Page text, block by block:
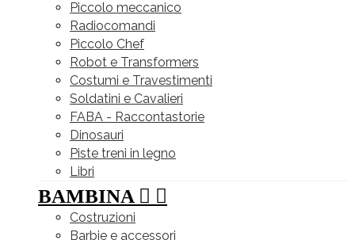
Piccolo meccanico
Radiocomandi
Piccolo Chef
Robot e Transformers
Costumi e Travestimenti
Soldatini e Cavalieri
FABA - Raccontastorie
Dinosauri
Piste treni in legno
Libri
BAMBINA  
Costruzioni
Barbie e accessori